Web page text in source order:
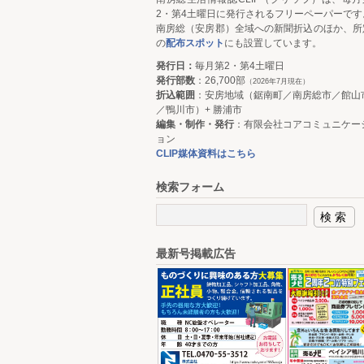
2・第4土曜日に発行されるフリーペーパーで
南房総（安房郡）全域への新聞折込のほか、
の配布スポット にも設置しています。
発行日： 毎月第2・第4土曜日
発行部数 ：26,700部 （2026年7月現在）
折込範囲 ：安房地域（鋸南町／南房総市／館山
／鴨川市）+ 勝浦市
編集・制作・発行：有限会社コアコミュニケー
ョン
CLIP媒体資料はこちら
検索フォーム
最新号掲載広告